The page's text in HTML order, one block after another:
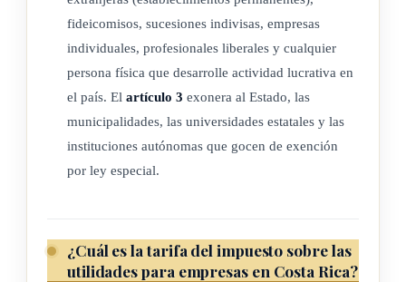
negocios jurídicos, así como con independencia del origen de
los bienes o capitales, el lugar de negociación sobre estos o
su vinculación a la estructura económica en el territorio
nacional.
A los efectos de este impuesto, también tendrán la
consideración de actividades lucrativas, debiendo tributar
capital, realizadas, obtenidas por las personas físicas o
jurídicas y entes colectivos sin personalidad jurídica, que
fideicomisos, sucesiones indivisas, empresas
individuales, profesionales liberales y cualquier
persona física que desarrolle actividad lucrativa en
el país. El artículo 3 exonera al Estado, las
municipalidades, las universidades estatales y las
instituciones autónomas que gocen de exención
por ley especial.
¿Cuál es la tarifa del impuesto sobre las
utilidades para empresas en Costa Rica?